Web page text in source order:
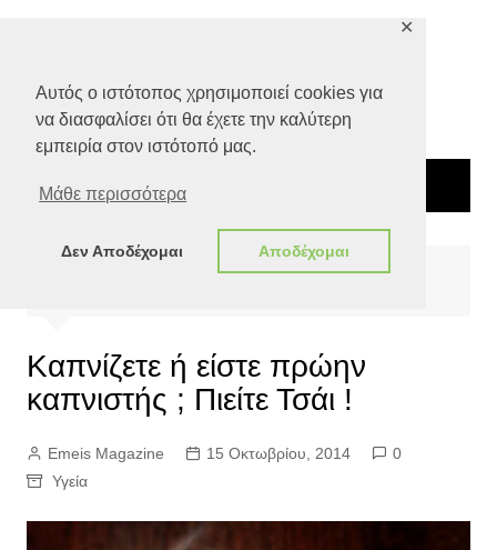
Αυτός ο ιστότοπος χρησιμοποιεί cookies για
να διασφαλίσει ότι θα έχετε την καλύτερη
εμπειρία στον ιστότοπό μας.
Μάθε περισσότερα
Δεν Αποδέχομαι Αποδέχομαι
✕
Ποιότητα Ζωής
Υγεία
Καπνίζετε ή είστε πρώην
καπνιστής ; Πιείτε Τσάι !
Emeis Magazine 15 Οκτωβρίου, 2014
0
Υγεία